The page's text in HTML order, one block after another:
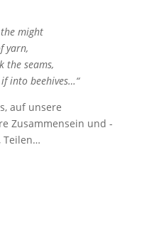
might
yarn,
the seams,
into beehives…“
auf unsere
Zusammensein und -
Teilen…